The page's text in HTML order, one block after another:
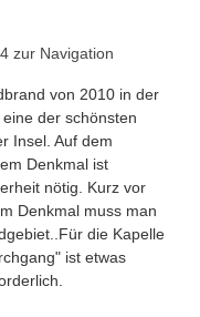
zur Navigation
von 2010 in der
der schönsten
Insel. Auf dem
Denkmal ist
nötig. Kurz vor
Denkmal muss man
die Kapelle
ist etwas